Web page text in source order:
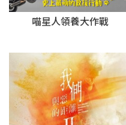
喵星人領養大作戰